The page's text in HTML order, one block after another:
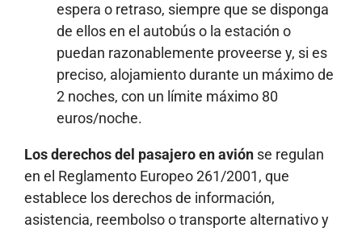
espera o retraso, siempre que se disponga
de ellos en el autobús o la estación o
puedan razonablemente proveerse y, si es
preciso, alojamiento durante un máximo de
2 noches, con un límite máximo 80
euros/noche.
Los derechos del pasajero en avión se regulan
en el Reglamento Europeo 261/2001, que
establece los derechos de información,
asistencia, reembolso o transporte alternativo y